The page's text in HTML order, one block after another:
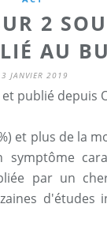
2
AU
JANVIER 2019
et publié depuis
et plus de la
symptôme
par un
d'études